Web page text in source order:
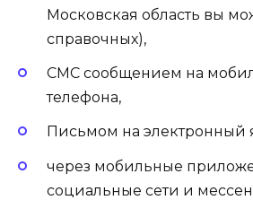
Московская область вы
справочных),
СМС сообщением на
телефона,
Письмом на
через мобильные
социальные сети и